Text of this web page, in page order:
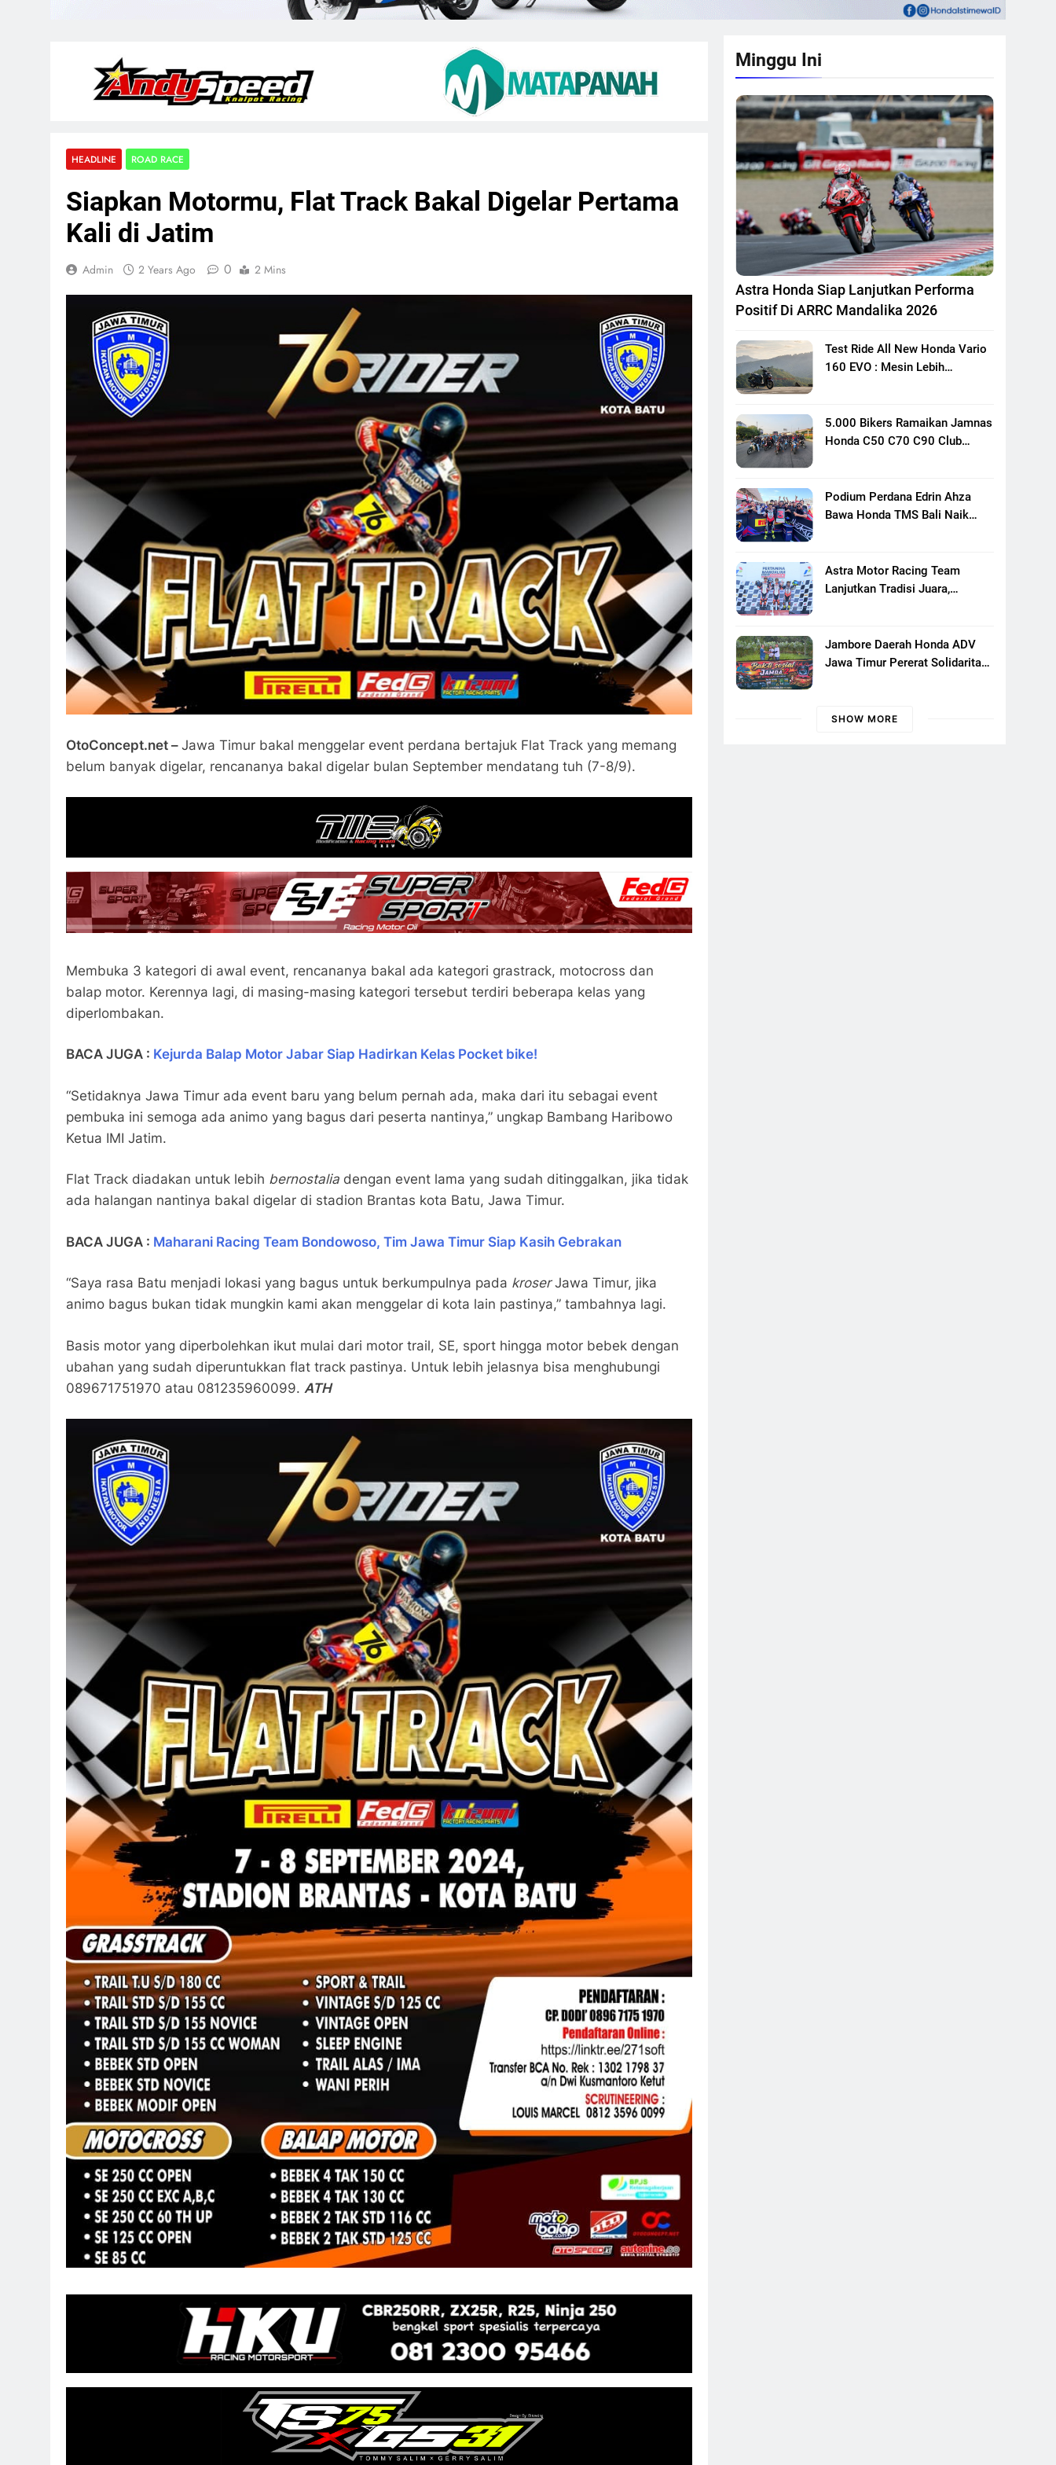
HEADLINE ROAD RACE
Siapkan Motormu, Flat Track Bakal Digelar Pertama
Kali di Jatim
Admin 2 Years Ago 0 2 Mins
OtoConcept.net – Jawa Timur bakal menggelar event perdana bertajuk Flat Track yang memang
belum banyak digelar, rencananya bakal digelar bulan September mendatang tuh (7-8/9).
Membuka 3 kategori di awal event, rencananya bakal ada kategori grastrack, motocross dan
balap motor. Kerennya lagi, di masing-masing kategori tersebut terdiri beberapa kelas yang
diperlombakan.
BACA JUGA : Kejurda Balap Motor Jabar Siap Hadirkan Kelas Pocket bike!
“Setidaknya Jawa Timur ada event baru yang belum pernah ada, maka dari itu sebagai event
pembuka ini semoga ada animo yang bagus dari peserta nantinya,” ungkap Bambang Haribowo
Ketua IMI Jatim.
Flat Track diadakan untuk lebih bernostalia dengan event lama yang sudah ditinggalkan, jika tidak
ada halangan nantinya bakal digelar di stadion Brantas kota Batu, Jawa Timur.
BACA JUGA : Maharani Racing Team Bondowoso, Tim Jawa Timur Siap Kasih Gebrakan
“Saya rasa Batu menjadi lokasi yang bagus untuk berkumpulnya pada kroserJawa Timur, jika
animo bagus bukan tidak mungkin kami akan menggelar di kota lain pastinya,” tambahnya lagi.
Basis motor yang diperbolehkan ikut mulai dari motor trail, SE, sport hingga motor bebek dengan
ubahan yang sudah diperuntukkan flat track pastinya. Untuk lebih jelasnya bisa menghubungi
089671751970 atau 081235960099. ATH
Minggu Ini
Astra Honda Siap Lanjutkan Performa
Positif Di ARRC Mandalika 2026
Test Ride All New Honda Vario
160 EVO : Mesin Lebih
5.000 Bikers Ramaikan Jamnas
Honda C50 C70 C90 Club
Motor Klasik Honda
Podium Perdana Edrin Ahza
Bawa Honda TMS Bali Naik
Astra Motor Racing Team
Lanjutkan Tradisi Juara,
Putaran Ke 3
Jambore Daerah Honda ADV
Jawa Timur Pererat Solidaritas
Banyuwangi
SHOW MORE